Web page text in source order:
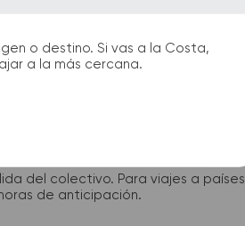
o destino. Si vas a la Costa,
a la más cercana.
del colectivo. Para viajes a países
de anticipación.